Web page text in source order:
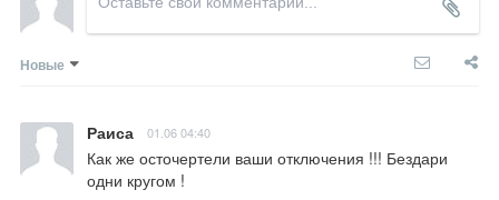
Новые
Раиса 01.06 04:40
Как же осточертели ваши отключения !!! Бездари
одни кругом !